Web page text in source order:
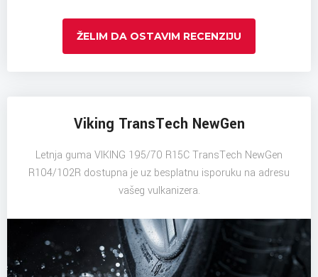
ŽELIM DA OSTAVIM RECENZIJU
Viking TransTech NewGen
Letnja guma VIKING 195/70 R15C TransTech NewGen
R104/102R dostupna je uz besplatnu isporuku na adresu
vašeg vulkanizera.